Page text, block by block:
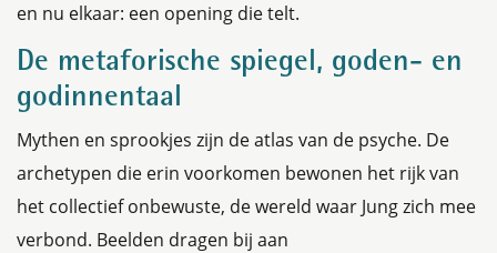
en nu elkaar: een opening die telt.
De metaforische spiegel, goden- en
godinnentaal
Mythen en sprookjes zijn de atlas van de psyche. De
archetypen die erin voorkomen bewonen het rijk van
het collectief onbewuste, de wereld waar Jung zich mee
verbond. Beelden dragen bij aan